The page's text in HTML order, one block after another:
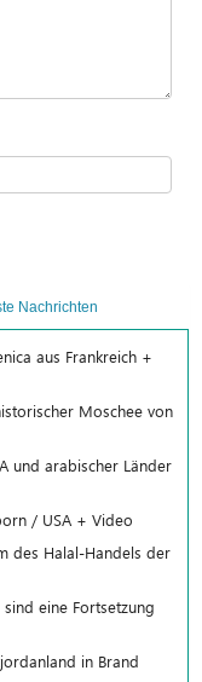
Nachrichten
aus Frankreich +
Moschee von
und arabischer Länder
/ USA + Video
des Halal-Handels der
eine Fortsetzung
in Brand